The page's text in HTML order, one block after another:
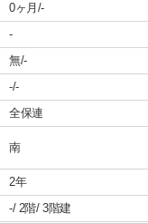
0ヶ月/-
-
無/-
-/-
全保連
南
2年
-/ 2階/ 3階建